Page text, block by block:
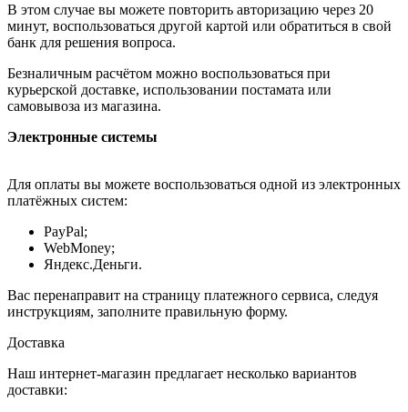
В этом случае вы можете повторить авторизацию через 20
минут, воспользоваться другой картой или обратиться в свой
банк для решения вопроса.
Безналичным расчётом можно воспользоваться при
курьерской доставке, использовании постамата или
самовывоза из магазина.
Электронные системы
Для оплаты вы можете воспользоваться одной из электронных
платёжных систем:
PayPal;
WebMoney;
Яндекс.Деньги.
Вас перенаправит на страницу платежного сервиса, следуя
инструкциям, заполните правильную форму.
Доставка
Наш интернет-магазин предлагает несколько вариантов
доставки: